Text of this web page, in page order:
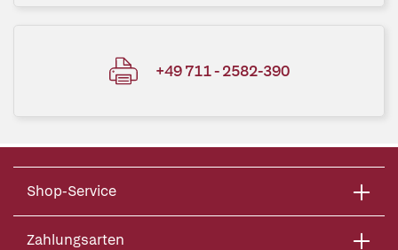
+49 711 - 2582-390
Shop-Service
Zahlungsarten